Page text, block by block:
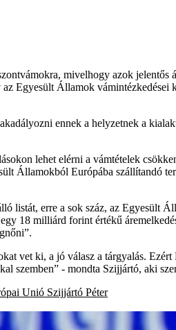
mivelhogy azok
Egyesült Államok vámintézkedései
ennek a helyzetnek a
lehet elérni a vámtételek
Államokból Európába szállítandó
listát, erre a sok száz, az Egyesült
18 milliárd forint értékű
vet ki, a jó válasz a tárgyalás.
- mondta Szijjártó, aki
Unió Szijjártó Péter